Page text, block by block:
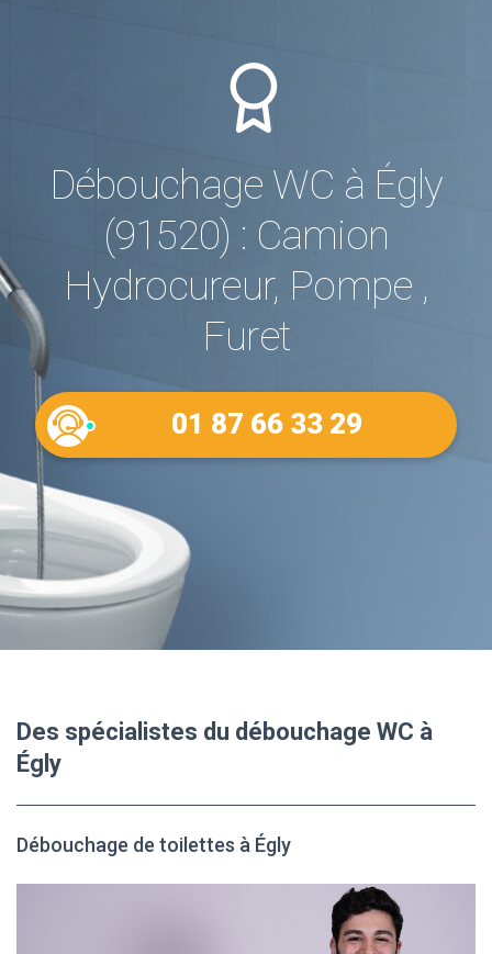
Débouchage WC à Égly
(91520) : Camion
Hydrocureur, Pompe ,
Furet
01 87 66 33 29
Des spécialistes du débouchage WC à
Égly
Débouchage de toilettes à Égly